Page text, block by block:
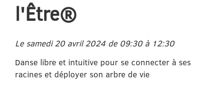
l'Être®
Le samedi 20 avril 2024 de 09:30 à 12:30
Danse libre et intuitive pour se connecter à ses
racines et déployer son arbre de vie